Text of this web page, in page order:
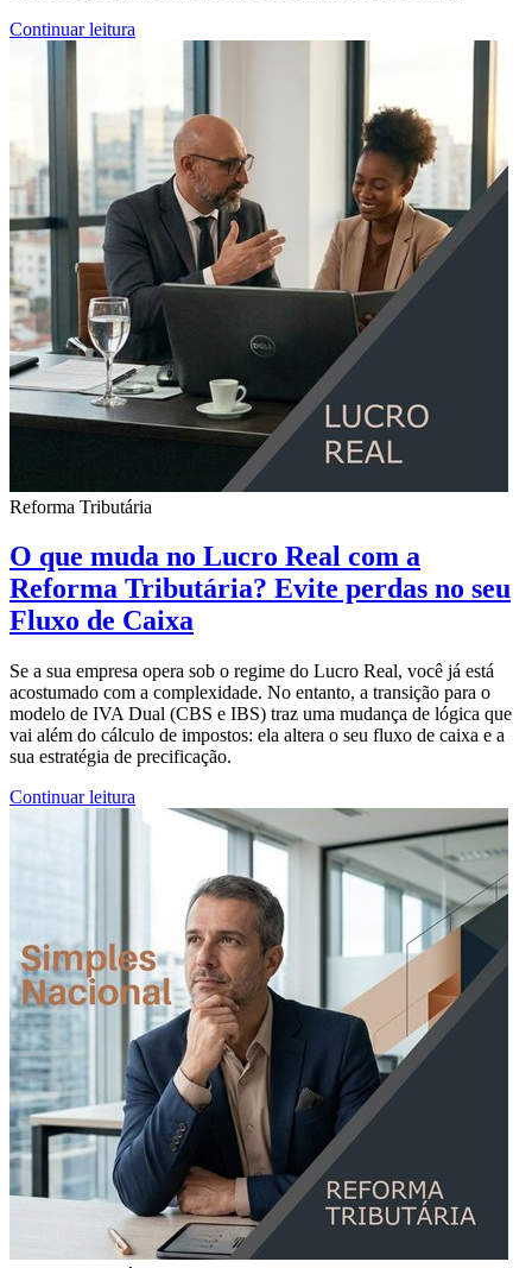
Continuar leitura
Reforma Tributária
O que muda no Lucro Real com a
Reforma Tributária? Evite perdas no seu
Fluxo de Caixa
Se a sua empresa opera sob o regime do Lucro Real, você já está
acostumado com a complexidade. No entanto, a transição para o
modelo de IVA Dual (CBS e IBS) traz uma mudança de lógica que
vai além do cálculo de impostos: ela altera o seu fluxo de caixa e a
sua estratégia de precificação.
Continuar leitura